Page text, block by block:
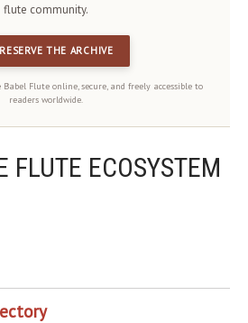
flute community.
THE ARCHIVE
Babel Flute online, secure, and freely accessible to
readers worldwide.
FLUTE ECOSYSTEM